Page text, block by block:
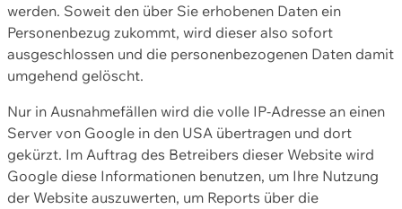
werden. Soweit den über Sie erhobenen Daten ein
Personenbezug zukommt, wird dieser also sofort
ausgeschlossen und die personenbezogenen Daten damit
umgehend gelöscht.
Nur in Ausnahmefällen wird die volle IP-Adresse an einen
Server von Google in den USA übertragen und dort
gekürzt. Im Auftrag des Betreibers dieser Website wird
Google diese Informationen benutzen, um Ihre Nutzung
der Website auszuwerten, um Reports über die